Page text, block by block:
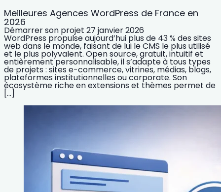
Meilleures Agences WordPress de France en
2026
Démarrer son projet 27 janvier 2026
WordPress propulse aujourd’hui plus de 43 % des sites
web dans le monde, faisant de lui le CMS le plus utilisé
et le plus polyvalent. Open source, gratuit, intuitif et
entièrement personnalisable, il s’adapte à tous types
de projets : sites e-commerce, vitrines, médias, blogs,
plateformes institutionnelles ou corporate. Son
écosystème riche en extensions et thèmes permet de
[…]